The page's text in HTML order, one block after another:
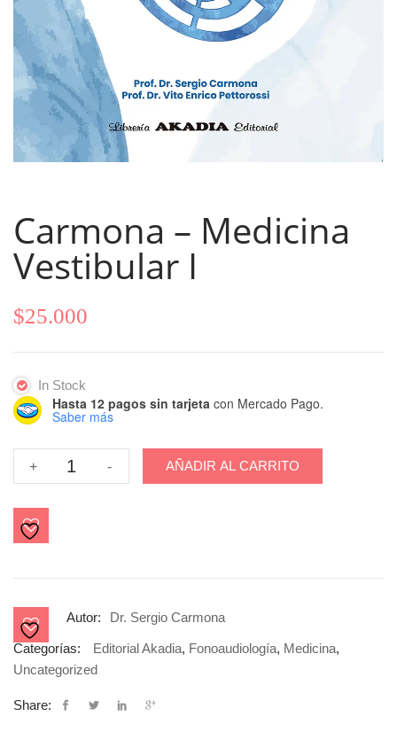
Carmona – Medicina
Vestibular I
$25.000
In Stock
Hasta 12 pagos sin tarjeta con Mercado Pago.
Saber más
+
Carmona
-
- AÑADIR AL CARRITO
Autor: Dr. Sergio Carmona
Categorías: Editorial Akadia, Fonoaudiología, Medicina,
Uncategorized
Share: